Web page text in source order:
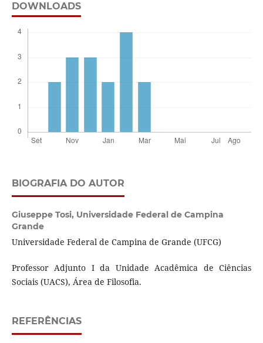
DOWNLOADS
BIOGRAFIA DO AUTOR
Giuseppe Tosi, Universidade Federal de Campina
Grande
Universidade Federal de Campina de Grande (UFCG)
Professor Adjunto I da Unidade Acadêmica de Ciências
Sociais (UACS), Área de Filosofia.
REFERÊNCIAS